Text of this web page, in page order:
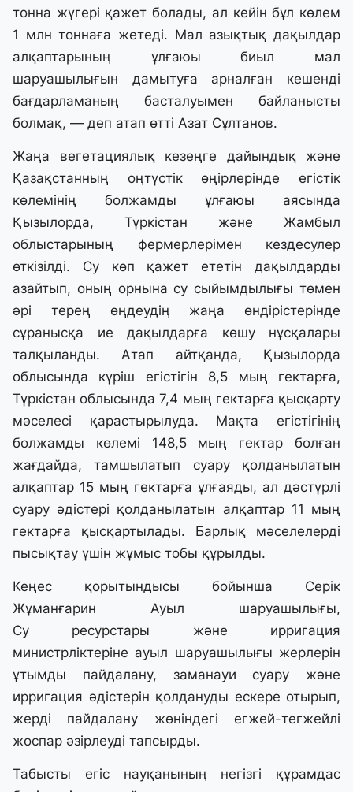
тонна жүгері қажет болады, ал кейін бұл көлем
1 млн тоннаға жетеді. Мал азықтық дақылдар
алқаптарының ұлғаюы биыл мал
шаруашылығын дамытуға арналған кешенді
бағдарламаның басталуымен байланысты
болмақ, — деп атап өтті Азат Сұлтанов.
Жаңа вегетациялық кезеңге дайындық және
Қазақстанның оңтүстік өңірлерінде егістік
көлемінің болжамды ұлғаюы аясында
Қызылорда, Түркістан және Жамбыл
облыстарының фермерлерімен кездесулер
өткізілді. Су көп қажет ететін дақылдарды
азайтып, оның орнына су сыйымдылығы төмен
әрі терең өңдеудің жаңа өндірістерінде
сұранысқа ие дақылдарға көшу нұсқалары
талқыланды. Атап айтқанда, Қызылорда
облысында күріш егістігін 8,5 мың гектарға,
Түркістан облысында 7,4 мың гектарға қысқарту
мәселесі қарастырылуда. Мақта егістігінің
болжамды көлемі 148,5 мың гектар болған
жағдайда, тамшылатып суару қолданылатын
алқаптар 15 мың гектарға ұлғаяды, ал дәстүрлі
суару әдістері қолданылатын алқаптар 11 мың
гектарға қысқартылады. Барлық мәселелерді
пысықтау үшін жұмыс тобы құрылды.
Кеңес қорытындысы бойынша Серік
Жұманғарин Ауыл шаруашылығы,
Су ресурстары және ирригация
министрліктеріне ауыл шаруашылығы жерлерін
ұтымды пайдалану, заманауи суару және
ирригация әдістерін қолдануды ескере отырып,
жерді пайдалану жөніндегі егжей-тегжейлі
жоспар әзірлеуді тапсырды.
Табысты егіс науқанының негізгі құрамдас